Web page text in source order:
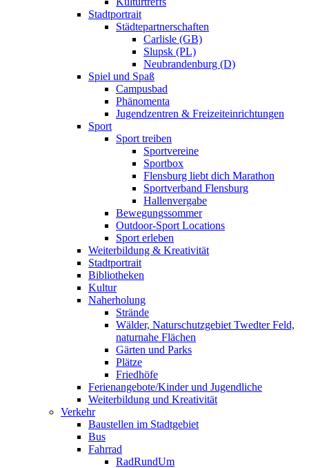
Stadtportrait
Städtepartnerschaften
Carlisle (GB)
Slupsk (PL)
Neubrandenburg (D)
Spiel und Spaß
Campusbad
Phänomenta
Jugendzentren & Freizeiteinrichtungen
Sport
Sport treiben
Sportvereine
Sportbox
Flensburg liebt dich Marathon
Sportverband Flensburg
Hallenvergabe
Bewegungssommer
Outdoor-Sport Locations
Sport erleben
Weiterbildung & Kreativität
Stadtportrait
Bibliotheken
Kultur
Naherholung
Strände
Wälder, Naturschutzgebiet Twedter Feld,
naturnahe Flächen
Gärten und Parks
Plätze
Friedhöfe
Ferienangebote/Kinder und Jugendliche
Weiterbildung und Kreativität
Verkehr
Baustellen im Stadtgebiet
Bus
Fahrrad
RadRundUm